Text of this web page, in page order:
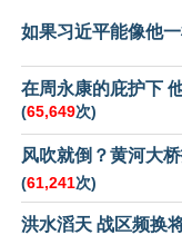
如果习近平能像他
在周永康的庇护下
(65,649次)
风吹就倒？黄河大
(61,241次)
洪水滔天 战区频换